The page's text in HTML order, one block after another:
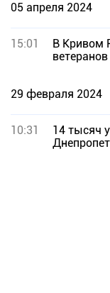
05 апреля 2024
15:01
В Кривом
29 февраля 2024
10:31
14 тысяч